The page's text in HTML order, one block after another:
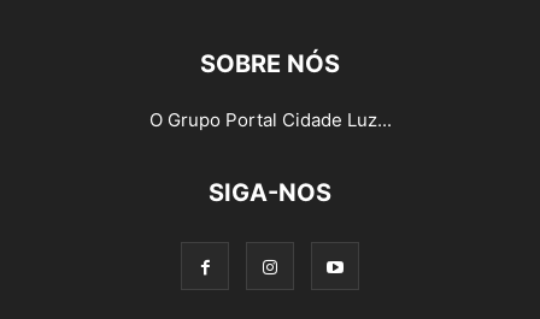
SOBRE NÓS
O Grupo Portal Cidade Luz...
SIGA-NOS